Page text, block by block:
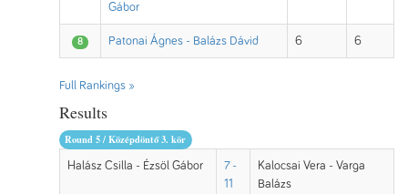
Gábor
8 Patonai Ágnes - Balázs Dávid 6 6
Full Rankings »
Results
Round 5 / Középdöntő 3. kör
Halász Csilla - Ézsöl Gábor
7 -
11
Kalocsai Vera - Varga
Balázs